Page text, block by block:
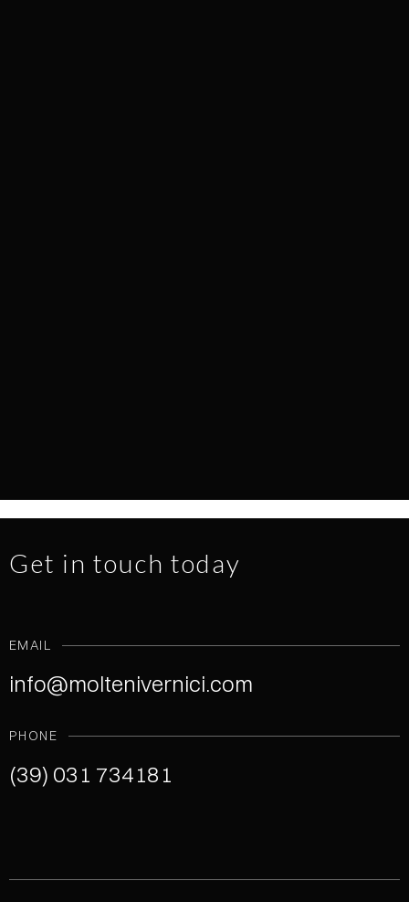
Get in touch today
EMAIL
info@moltenivernici.com
PHONE
(39) 031 734181